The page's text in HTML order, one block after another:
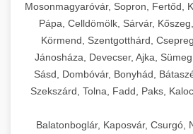
Mosonmagyaróvár, Sopron, Fertőd,
Pápa, Celldömölk, Sárvár,
Körmend, Szentgotthárd,
Jánosháza, Devecser, Ajka,
Sásd, Dombóvár, Bonyhád,
Szekszárd, Tolna, Fadd, Paks,
Balatonboglár, Kaposvár, Csurgó,